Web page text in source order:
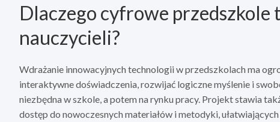
Dlaczego cyfrowe przedszkole
nauczycieli?
Wdrażanie innowacyjnych technologii w przedszkolach ma
interaktywne doświadczenia, rozwijać logiczne myślenie i
niezbędna w szkole, a potem na rynku pracy. Projekt stawia
dostęp do nowoczesnych materiałów i metodyki,